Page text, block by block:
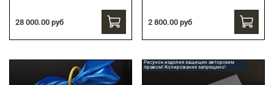
28 000.00 руб 2 800.00 руб
Рисунок изделия защищен авторским
правом! Копирование запрещено!